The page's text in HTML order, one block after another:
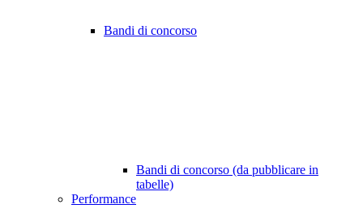
Bandi di concorso
Bandi di concorso (da pubblicare in
tabelle)
Performance